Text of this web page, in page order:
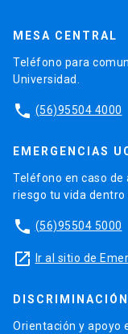
MESA CENTRAL
Teléfono para
Universidad.
phone (56)95504 4000
EMERGENCIAS
Teléfono en caso de
riesgo tu vida dentro
phone (56)95504 5000
launch Ir al sitio de
Orientación y apoyo